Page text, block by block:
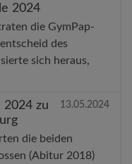
2024
die GymPap-
des
sich heraus,
2024 zu
13.05.2024
die beiden
(Abitur 2018)